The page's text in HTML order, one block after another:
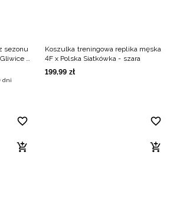
sezonu
-
dni
Koszulka treningowa replika męska
4F x Polska Siatkówka - szara
199,99 zł